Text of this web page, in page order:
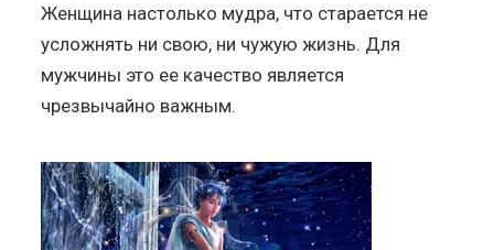
Женщина настолько мудра, что старается не
усложнять ни свою, ни чужую жизнь. Для
мужчины это ее качество является
чрезвычайно важным.